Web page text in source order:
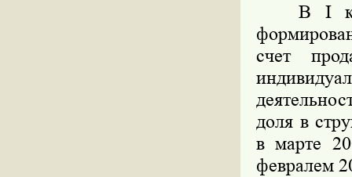
В I
счет
доля в
в марте
февралем